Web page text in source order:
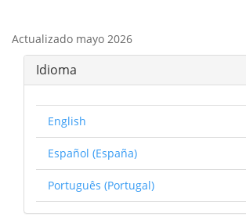
Actualizado mayo 2026
Idioma
English
Español (España)
Português (Portugal)